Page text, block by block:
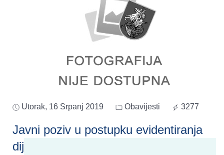
Utorak, 16 Srpanj 2019 Obavijesti 3277
Javni poziv u postupku evidentiranja
dijela nerazvrstanih cesta na području